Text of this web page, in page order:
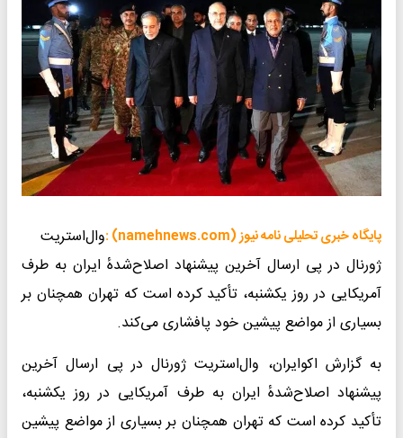
پایگاه خبری تحلیلی نامه نیوز (namehnews.com) :
وال‌استریت
ژورنال در پی ارسال آخرین پیشنهاد اصلاح‌شدهٔ ایران به طرف
آمریکایی در روز یکشنبه، تأکید کرده است که تهران همچنان بر
بسیاری از مواضع پیشین خود پافشاری می‌کند.
به گزارش اکوایران، وال‌استریت ژورنال در پی ارسال آخرین
پیشنهاد اصلاح‌شدهٔ ایران به طرف آمریکایی در روز یکشنبه،
تأکید کرده است که تهران همچنان بر بسیاری از مواضع پیشین